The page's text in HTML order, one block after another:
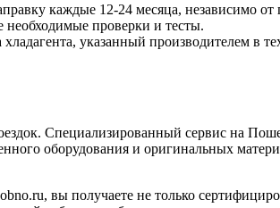
каждые 12-24 месяца, независимо от
проверки и тесты.
указанный производителем в
Специализированный сервис на
оборудования и оригинальных
вы получаете не только